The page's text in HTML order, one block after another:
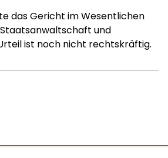
das Gericht im Wesentlichen
und
ist noch nicht rechtskräftig.